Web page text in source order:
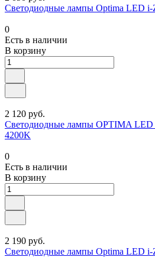
Светодиодные лампы Optima LED
0
Есть в наличии
В корзину
2 120 руб.
Светодиодные лампы OPTIMA
4200K
0
Есть в наличии
В корзину
2 190 руб.
Светодиодные лампы Optima LED